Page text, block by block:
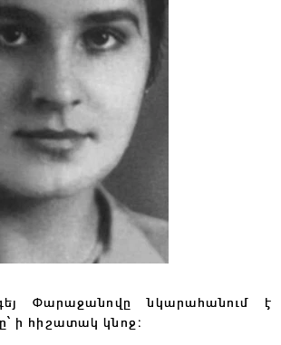
Փարաջանովը նկարահանում է
ի հիշատակ կնոջ։